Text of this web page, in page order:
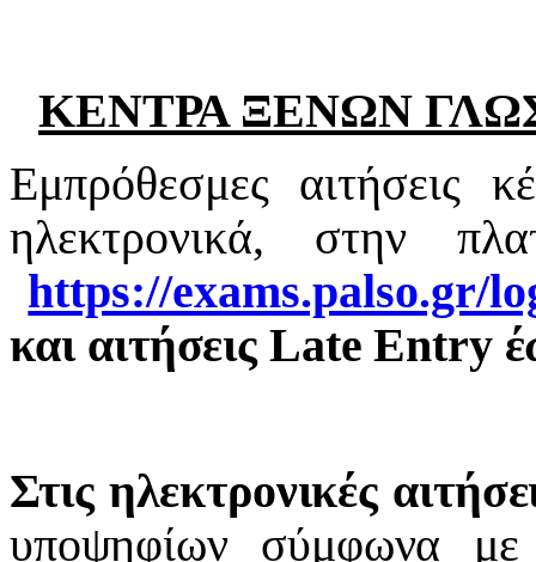
ΚΕΝΤΡΑ ΞΕΝΩΝ
Εμπρόθεσμες αιτήσεις
ηλεκτρονικά, στην
https://exams.palso.gr/
και αιτήσεις Late Entry
Στις ηλεκτρονικές
υποψηφίων σύμφωνα